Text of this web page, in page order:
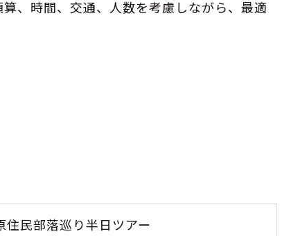
、時間、交通、人数を考慮しながら、最適
住民部落巡り半日ツアー